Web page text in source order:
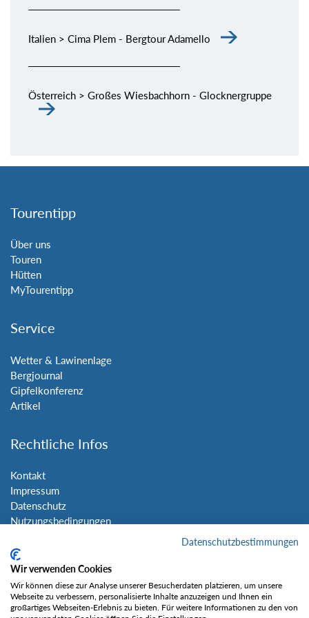
Italien > Cima Plem - Bergtour Adamello
Österreich > Großes Wiesbachhorn - Glocknergruppe
Tourentipp
Über uns
Touren
Hütten
MyTourentipp
Service
Wetter & Lawinenlage
Bergjournal
Gipfelkonferenz
Artikel
Rechtliche Infos
Kontakt
Impressum
Datenschutz
Nutzungsbedingungen
Social Media
Datenschutzbestimmungen
Wir verwenden Cookies
Wir können diese zur Analyse unserer Besucherdaten platzieren, um unsere
Webseite zu verbessern, personalisierte Inhalte anzuzeigen und Ihnen ein
großartiges Webseiten-Erlebnis zu bieten. Für weitere Informationen zu den von